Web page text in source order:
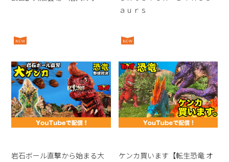
ａｕｒｓ
岩石ボール直撃から始まる大
ケンカ買います【転生恐竜 オ